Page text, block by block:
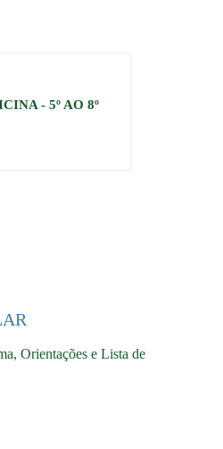
- 5º AO 8º
Orientações e Lista de